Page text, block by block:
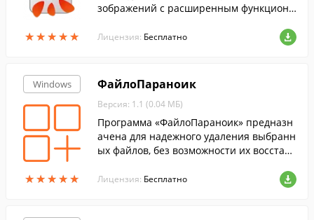
★★★★★
★★★★★
зображений с расширенным функциона
Лицензия: Бесплатно
Windows
★★★★★
★★★★★
ФайлоПараноик
Версия: 1.1 (0.04 МБ)
Программа «ФайлоПараноик» предназн
ачена для надежного удаления выбранн
ых файлов, без возможности их восстано
ванного софта.
Лицензия: Бесплатно